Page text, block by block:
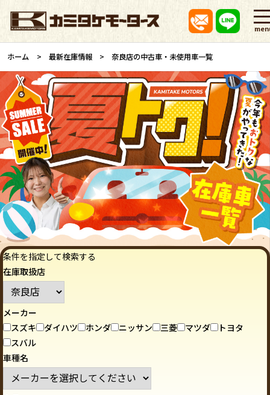
ホーム 最新在庫情報 奈良店の中古車・未使用車一覧
条件を指定して検索する
在庫取扱店
メーカー
スズキ
ダイハツ ホンダ ニッサン 三菱 マツダ
トヨタ
スバル
車種名